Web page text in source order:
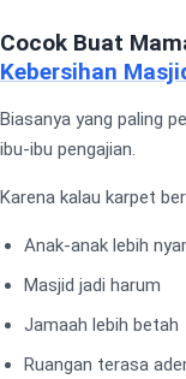
Cocok Buat
Kebersihan
Biasanya yang paling
ibu-ibu pengajian.
Karena kalau karpet
Anak-anak lebih
Masjid jadi harum
Jamaah lebih betah
Ruangan terasa